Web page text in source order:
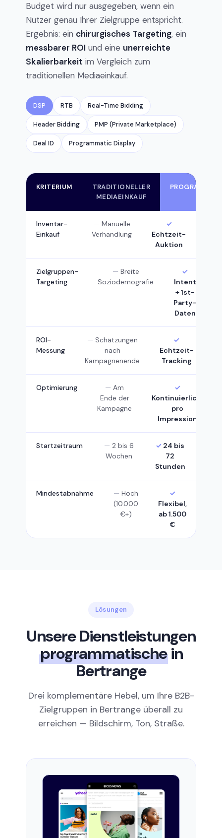
Budget wird nur ausgegeben, wenn ein
Nutzer genau Ihrer Zielgruppe entspricht.
Ergebnis: ein chirurgisches Targeting, ein
messbarer ROI und eine unerreichte
Skalierbarkeit im Vergleich zum
traditionellen Mediaeinkauf.
DSP RTB Real-Time Bidding
Header Bidding PMP (Private Marketplace)
Deal ID Programmatic Display
KRITERIUM
TRADITIONELLER
MEDIAEINKAUF
Inventar-
Einkauf
Manuelle
Verhandlung
Echtzeit-
Auktion
Zielgruppen-
Targeting
Breite
Soziodemografie
Intent
+ 1st-
Party-
Daten
ROI-
Messung
Schätzungen
nach
Kampagnenende
Echtzeit-
Tracking
Optimierung
Am
Ende der
Kampagne
Kontinuierlich,
pro
Impression
Startzeitraum
2 bis 6
Wochen
24 bis
72
Stunden
Mindestabnahme
Hoch
(10.000
€+)
Flexibel,
ab 1.500
€
Lösungen
Unsere Dienstleistungen
programmatischein
Bertrange
Drei komplementäre Hebel, um Ihre B2B-
Zielgruppen in Bertrange überall zu
erreichen — Bildschirm, Ton, Straße.